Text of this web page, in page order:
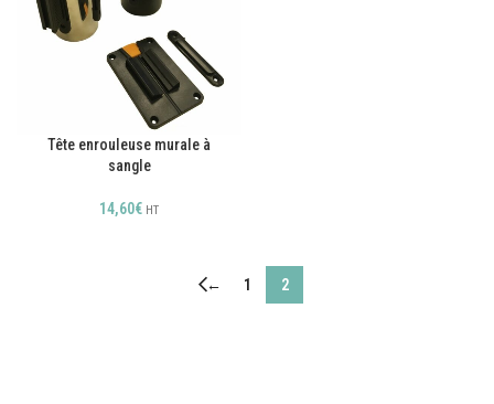
Tête enrouleuse murale à
sangle
14,60€ HT
← 1 2